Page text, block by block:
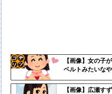
【画像】女の子
ベルトみたいな
【画像】広瀬す